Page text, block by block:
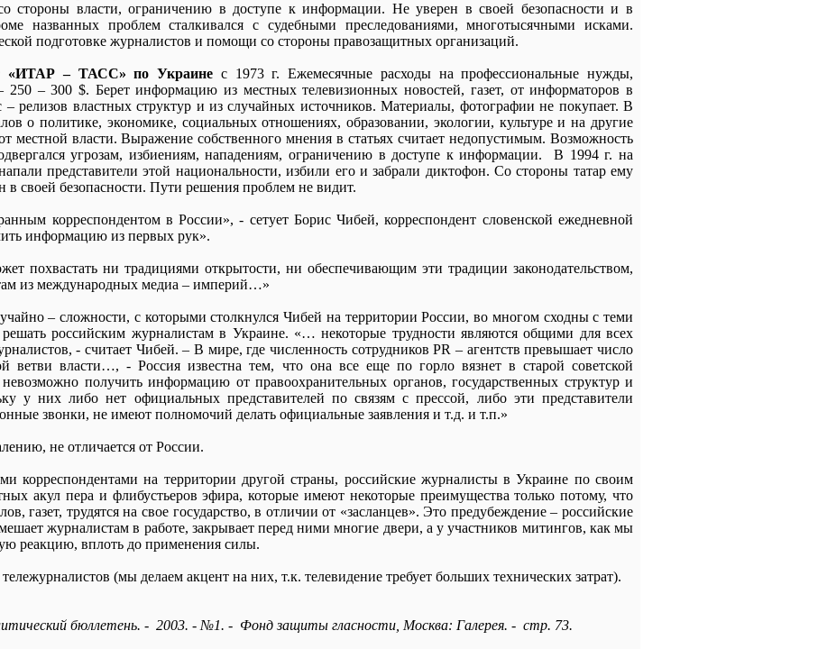
стороны власти, ограничению в доступе к информации. Не уверен в своей безопасности и в
названных проблем сталкивался с судебными преследованиями, многотысячными исками.
подготовке журналистов и помощи со стороны правозащитных организаций.
«ИТАР – ТАСС» по Украине с 1973 г. Ежемесячные расходы на профессиональные нужды,
250 – 300 $. Берет информацию из местных телевизионных новостей, газет, от информаторов в
– релизов властных структур и из случайных источников. Материалы, фотографии не покупает. В
о политике, экономике, социальных отношениях, образовании, экологии, культуре и на другие
местной власти. Выражение собственного мнения в статьях считает недопустимым. Возможность
угрозам, избиениям, нападениям, ограничению в доступе к информации. В 1994 г. на
представители этой национальности, избили его и забрали диктофон. Со стороны татар ему
в своей безопасности. Пути решения проблем не видит.
корреспондентом в России», - сетует Борис Чибей, корреспондент словенской ежедневной
информацию из первых рук».
похвастать ни традициями открытости, ни обеспечивающим эти традиции законодательством,
из международных медиа – империй…»
– сложности, с которыми столкнулся Чибей на территории России, во многом сходны с теми
российским журналистам в Украине. «… некоторые трудности являются общими для всех
- считает Чибей. – В мире, где численность сотрудников PR – агентств превышает число
ветви власти…, - Россия известна тем, что она все еще по горло вязнет в старой советской
невозможно получить информацию от правоохранительных органов, государственных структур и
у них либо нет официальных представителей по связям с прессой, либо эти представители
звонки, не имеют полномочий делать официальные заявления и т.д. и т.п.»
не отличается от России.
корреспондентами на территории другой страны, российские журналисты в Украине по своим
акул пера и флибустьеров эфира, которые имеют некоторые преимущества только потому, что
газет, трудятся на свое государство, в отличии от «засланцев». Это предубеждение – российские
журналистам в работе, закрывает перед ними многие двери, а у участников митингов, как мы
реакцию, вплоть до применения силы.
(мы делаем акцент на них, т.к. телевидение требует больших технических затрат).
бюллетень. - 2003. - №1. - Фонд защиты гласности, Москва: Галерея. - стр. 73.